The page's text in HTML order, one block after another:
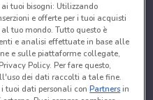
tuoi bisogni: Utilizzando
e offerte per i tuoi acquisti
tuo mondo. Tutto questo è
e analisi effettuate in base alle
e sulle piattaforme collegate,
Policy. Per fare questo,
dei dati raccolti a tale fine.
i tuoi dati personali conPartnersin